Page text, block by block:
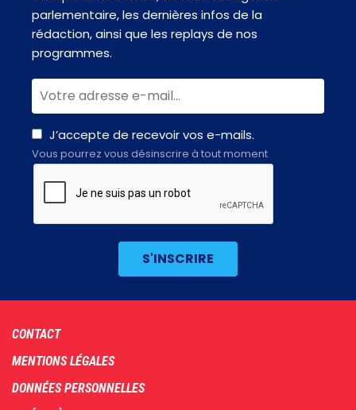
parlementaire, les dernières infos de la
rédaction, ainsi que les replays de nos
programmes.
J’accepte de recevoir vos e-mails.
Vous pourrez vous désinscrire à tout moment
Footer
menu
CONTACT
MENTIONS LÉGALES
DONNÉES PERSONNELLES